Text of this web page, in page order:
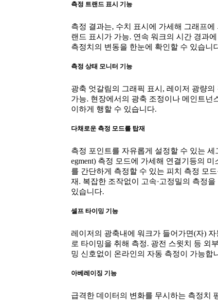
측정 트랜드 표시 기능
측정 결과는, 수치 표시에 가세해 그래프에
랜드 표시가 가능. 연속 워크의 시간 경과
측정치의 변동을 한눈에 확인할 수 있습니
측정 상태 모니터 기능
광축 엇갈림의 그래픽 표시, 레이저 광량의
가능. 현장에서의 광축 조정이나 메인트넌
이하게 행할 수 있습니다.
다채로운 측정 모드를 탑재
측정 포인트를 자유롭게 설정할 수 있는 세
egment) 측정 모드에 가세해 연결기등의 미
를 간단하게 측정할 수 있는 피치 측정 모
재. 복잡한 조작없이 고속·고정밀의 측정을
있습니다.
셀프 타이밍 기능
레이저의 광축내에 워크가 들어가면(자)
로 타이밍을 취해 측정. 광전 스윗치 등 외
밍 신호없이 온라인의 자동 측정이 가능합
아베레이징 기능
급격한 데이터의 변화를 무시하는 측정치